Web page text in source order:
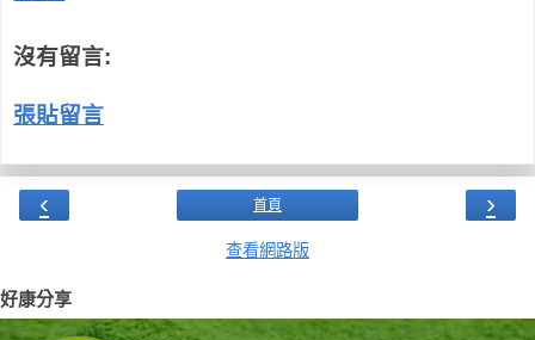
沒有留言:
張貼留言
‹ ›
首頁
查看網路版
好康分享